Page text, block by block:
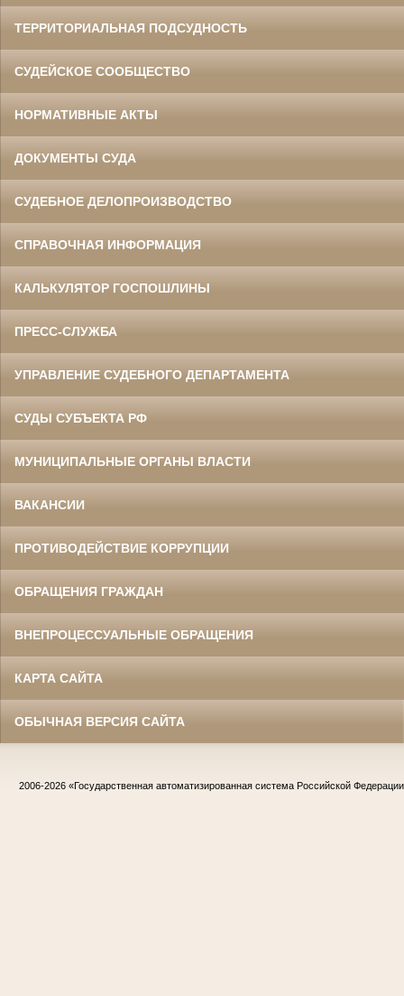
ТЕРРИТОРИАЛЬНАЯ ПОДСУДНОСТЬ
СУДЕЙСКОЕ СООБЩЕСТВО
НОРМАТИВНЫЕ АКТЫ
ДОКУМЕНТЫ СУДА
СУДЕБНОЕ ДЕЛОПРОИЗВОДСТВО
СПРАВОЧНАЯ ИНФОРМАЦИЯ
КАЛЬКУЛЯТОР ГОСПОШЛИНЫ
ПРЕСС-СЛУЖБА
УПРАВЛЕНИЕ СУДЕБНОГО ДЕПАРТАМЕНТА
СУДЫ СУБЪЕКТА РФ
МУНИЦИПАЛЬНЫЕ ОРГАНЫ ВЛАСТИ
ВАКАНСИИ
ПРОТИВОДЕЙСТВИЕ КОРРУПЦИИ
ОБРАЩЕНИЯ ГРАЖДАН
ВНЕПРОЦЕССУАЛЬНЫЕ ОБРАЩЕНИЯ
КАРТА САЙТА
ОБЫЧНАЯ ВЕРСИЯ САЙТА
2006-2026 «Государственная автоматизированная система Российской